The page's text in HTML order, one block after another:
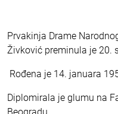
Prvakinja Drame
Živković preminula je 20.
Rođena je 14. januara
Diplomirala je glumu na
Beogradu.